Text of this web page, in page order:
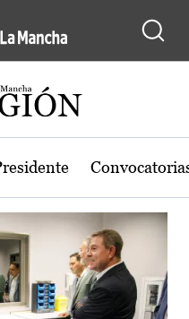
de Castilla-